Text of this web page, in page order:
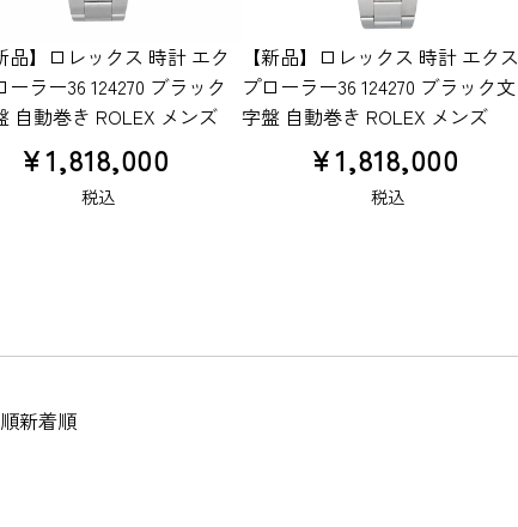
】ロレックス 時計 エク
ーラー36 124270 ブラック
自動巻き ROLEX メンズ
¥1,818,000
税込
【新品】ロレックス 時計 エクス
プローラー36 124270 ブラック文
字盤 自動巻き ROLEX メンズ
¥1,818,000
税込
新着順